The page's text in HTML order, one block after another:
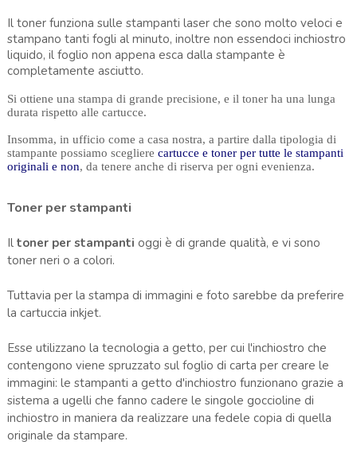
Il toner funziona sulle stampanti laser che sono molto veloci e
stampano tanti fogli al minuto, inoltre non essendoci inchiostro
liquido, il foglio non appena esca dalla stampante è
completamente asciutto.
Si ottiene una stampa di grande precisione, e il toner ha una lunga
durata rispetto alle cartucce.
Insomma, in ufficio come a casa nostra, a partire dalla tipologia di
stampante possiamo scegliere cartucce e toner per tutte le stampanti
originali e non, da tenere anche di riserva per ogni evenienza.
Toner per stampanti
Il toner per stampanti oggi è di grande qualità, e vi sono
toner neri o a colori.
Tuttavia per la stampa di immagini e foto sarebbe da preferire
la cartuccia inkjet.
Esse utilizzano la tecnologia a getto, per cui l'inchiostro che
contengono viene spruzzato sul foglio di carta per creare le
immagini: le stampanti a getto d'inchiostro funzionano grazie a
sistema a ugelli che fanno cadere le singole goccioline di
inchiostro in maniera da realizzare una fedele copia di quella
originale da stampare.